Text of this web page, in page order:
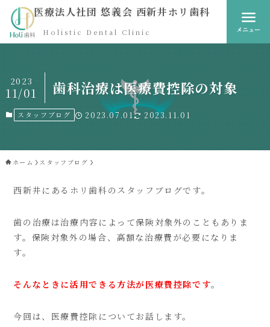
医療法人社団 悠義会 西新井ホリ歯科
Holistic Dental Clinic メニュー
歯科治療は医療費控除の対象
2023
11/01
スタッフブログ 2023.07.01 2023.11.01
ホーム スタッフブログ
西新井にあるホリ歯科のスタッフブログです。
歯の治療は治療内容によって保険対象外のこともありま
す。保険対象外の場合、高額な治療費が必要になりま
す。
そんなときに活用できる方法が医療費控除です。
今回は、医療費控除についてお話します。